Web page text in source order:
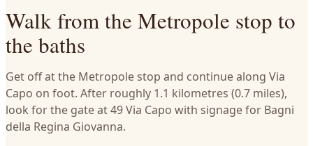
Walk from the Metropole stop to
the baths
Get off at the Metropole stop and continue along Via
Capo on foot. After roughly 1.1 kilometres (0.7 miles),
look for the gate at 49 Via Capo with signage for Bagni
della Regina Giovanna.